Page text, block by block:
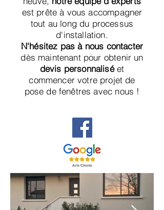
est prête à vous accompagner
tout au long du processus
d'installation.
N'hésitez pas à nous contacter
dès maintenant pour obtenir un
devis personnaliséet
commencer votre projet de
pose de fenêtres avec nous !